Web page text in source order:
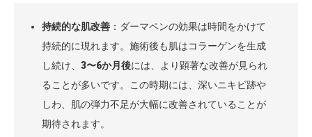
持続的な肌改善 ：ダーマペンの効果は時間をかけて
持続的に現れます。施術後も肌はコラーゲンを生成
し続け、 3〜6か月後には、より顕著な改善が見られ
ることが多いです。この時期には、深いニキビ跡や
しわ、肌の弾力不足が大幅に改善されていることが
期待されます。